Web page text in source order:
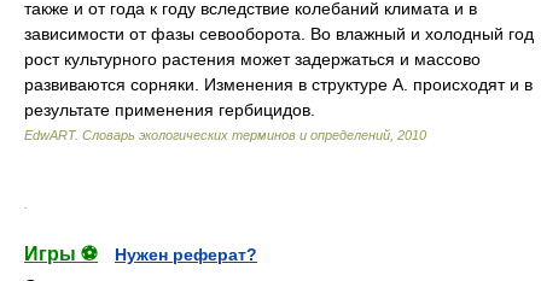
также и от года к году вследствие колебаний климата и в
зависимости от фазы севооборота. Во влажный и холодный год
рост культурного растения может задержаться и массово
развиваются сорняки. Изменения в структуре А. происходят и в
результате применения гербицидов.
EdwART. Словарь экологических терминов и определений 2010
Игры ⚽
Нужен реферат?